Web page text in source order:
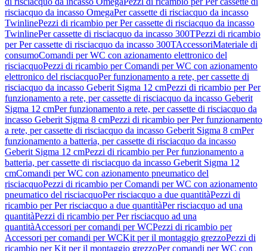
risciacquo da incasso OmegaPer cassette di risciacquo da incasso
TwinlinePezzi di ricambio per Per cassette di risciacquo da incasso
TwinlinePer cassette di risciacquo da incasso 300TPezzi di ricambio
per Per cassette di risciacquo da incasso 300TAccessoriMateriale di
consumoComandi per WC con azionamento elettronico del
risciacquoPezzi di ricambio per Comandi per WC con azionamento
elettronico del risciacquoPer funzionamento a rete, per cassette di
risciacquo da incasso Geberit Sigma 12 cmPezzi di ricambio per Per
funzionamento a rete, per cassette di risciacquo da incasso Geberit
Sigma 12 cmPer funzionamento a rete, per cassette di risciacquo da
incasso Geberit Sigma 8 cmPezzi di ricambio per Per funzionamento
a rete, per cassette di risciacquo da incasso Geberit Sigma 8 cmPer
funzionamento a batteria, per cassette di risciacquo da incasso
Geberit Sigma 12 cmPezzi di ricambio per Per funzionamento a
batteria, per cassette di risciacquo da incasso Geberit Sigma 12
cmComandi per WC con azionamento pneumatico del
risciacquoPezzi di ricambio per Comandi per WC con azionamento
pneumatico del risciacquoPer risciacquo a due quantitàPezzi di
ricambio per Per risciacquo a due quantitàPer risciacquo ad una
quantitàPezzi di ricambio per Per risciacquo ad una
quantitàAccessori per comandi per WCPezzi di ricambio per
Accessori per comandi per WCKit per il montaggio grezzoPezzi di
ricambio per Kit per il montaggio grezzoPer comandi per WC con